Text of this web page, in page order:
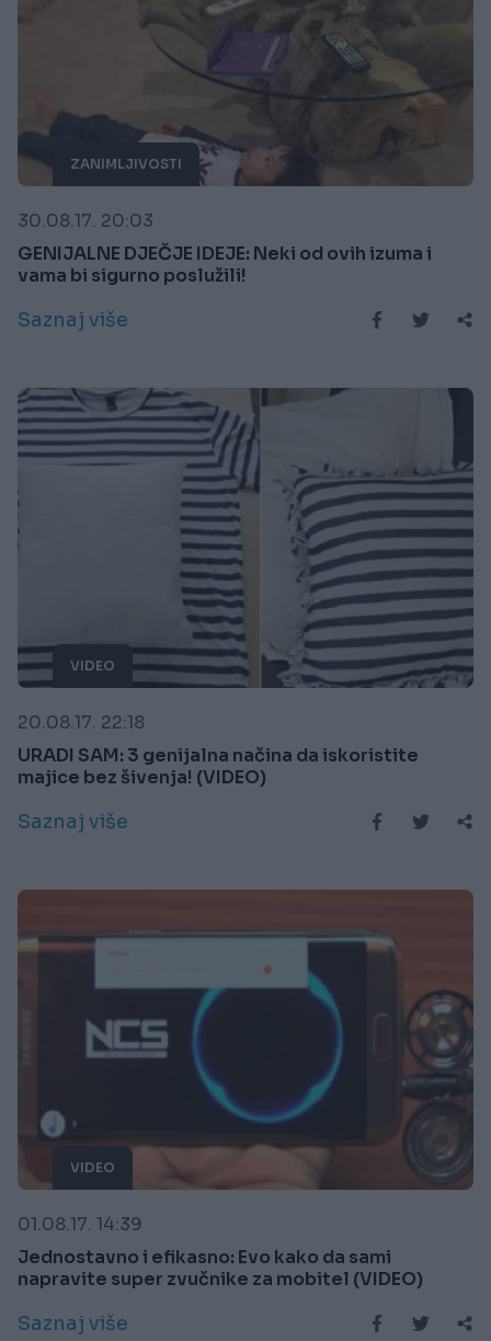
ZANIMLJIVOSTI
30.08.17. 20:03
GENIJALNE DJEČJE IDEJE: Neki od ovih izuma i
vama bi sigurno poslužili!
Saznaj više
VIDEO
20.08.17. 22:18
URADI SAM: 3 genijalna načina da iskoristite
majice bez šivenja! (VIDEO)
Saznaj više
VIDEO
01.08.17. 14:39
Jednostavno i efikasno: Evo kako da sami
napravite super zvučnike za mobitel (VIDEO)
Saznaj više